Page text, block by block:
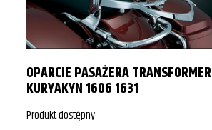
OPARCIE PASAŻERA TRANSFORMER
KURYAKYN 1606 1631
Produkt dostępny